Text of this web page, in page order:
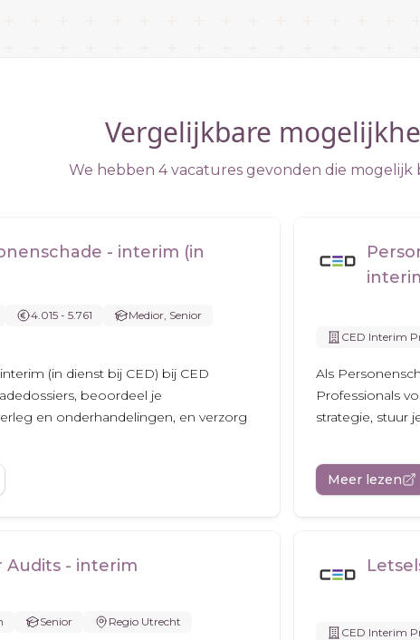
Vergelijkbare
We hebben 4 vacatures gevonden die mogelijk
- interim (in
4.015 - 5.761
Medior, Senior
(in dienst bij CED) bij CED
beoordeel je
en onderhandelingen, en verzorg
CED Interim
Als
Professionals
strategie, stuur
Meer lezen
Audits - interim
Senior Regio Utrecht
CED Interim